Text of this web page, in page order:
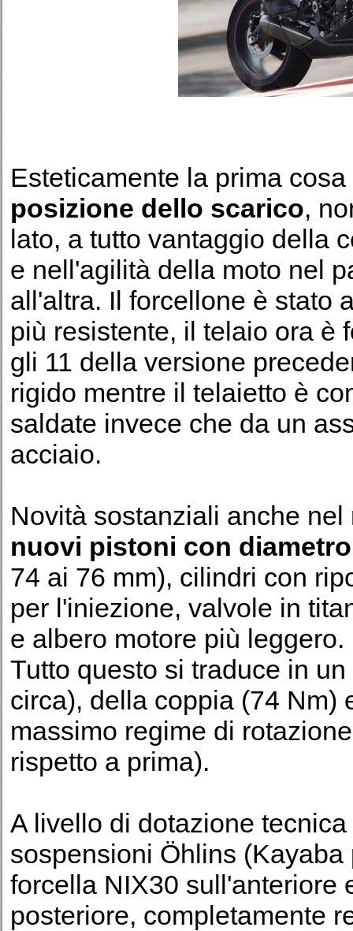
Esteticamente la prima
posizione dello scarico,
lato, a tutto vantaggio della
e nell'agilità della moto nel
all'altra. Il forcellone è stato
più resistente, il telaio ora è
gli 11 della versione
rigido mentre il telaietto è
saldate invece che da un
acciaio.
Novità sostanziali anche
nuovi pistoni con
74 ai 76 mm), cilindri con
per l'iniezione, valvole in
e albero motore più leggero.
Tutto questo si traduce in
circa), della coppia (74 Nm)
massimo regime di
rispetto a prima).
A livello di dotazione
sospensioni Öhlins
forcella NIX30 sull'anteriore
posteriore, completamente